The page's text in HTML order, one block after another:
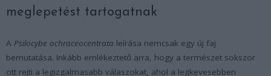
meglepetést tartogatnak
A Psilocybe ochraceocentrata leírása nemcsak egy új faj
bemutatása. Inkább emlékeztető arra, hogy a természet sokszor
ott rejti a legizgalmasabb válaszokat, ahol a legkevesebben